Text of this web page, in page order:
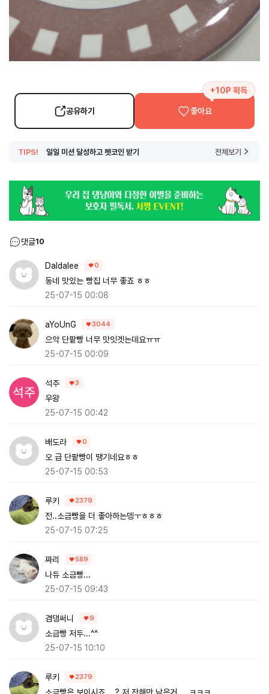
공유하기
+10P 획득
좋아요
TIPS! 일일 미션 달성하고 펫코인 받기 전체보기
댓글10
Daldalee 0
동네 맛있는 빵집 너무 좋죠 ㅎㅎ
25-07-15 00:08
aYoUnG 3044
으악 단팥빵 너무 맛잇겟는데요ㅠㅠ
25-07-15 00:09
석주 3
우왕
25-07-15 00:42
배도라 0
오 급 단팥빵이 땡기네요ㅎㅎ
25-07-15 00:53
루키 2379
전..소금빵을 더 좋아하는뎅ㅜㅎㅎㅎ
25-07-15 07:25
짜리 589
나듀 소금빵...
25-07-15 09:43
겸댕써니 9
소금빵 저두...^^
25-07-15 10:10
루키 2379